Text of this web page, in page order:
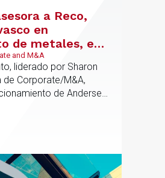
a Reco,
en
de metales, en
Investments
and M&A
liderado por Sharon
de Corporate/M&A,
de Andersen
de M&A